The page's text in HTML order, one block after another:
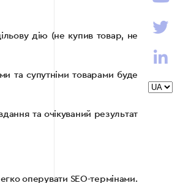
дію (не купив товар, не
та супутніми товарами буде
та очікуваний результат
оперувати SEO-термінами.